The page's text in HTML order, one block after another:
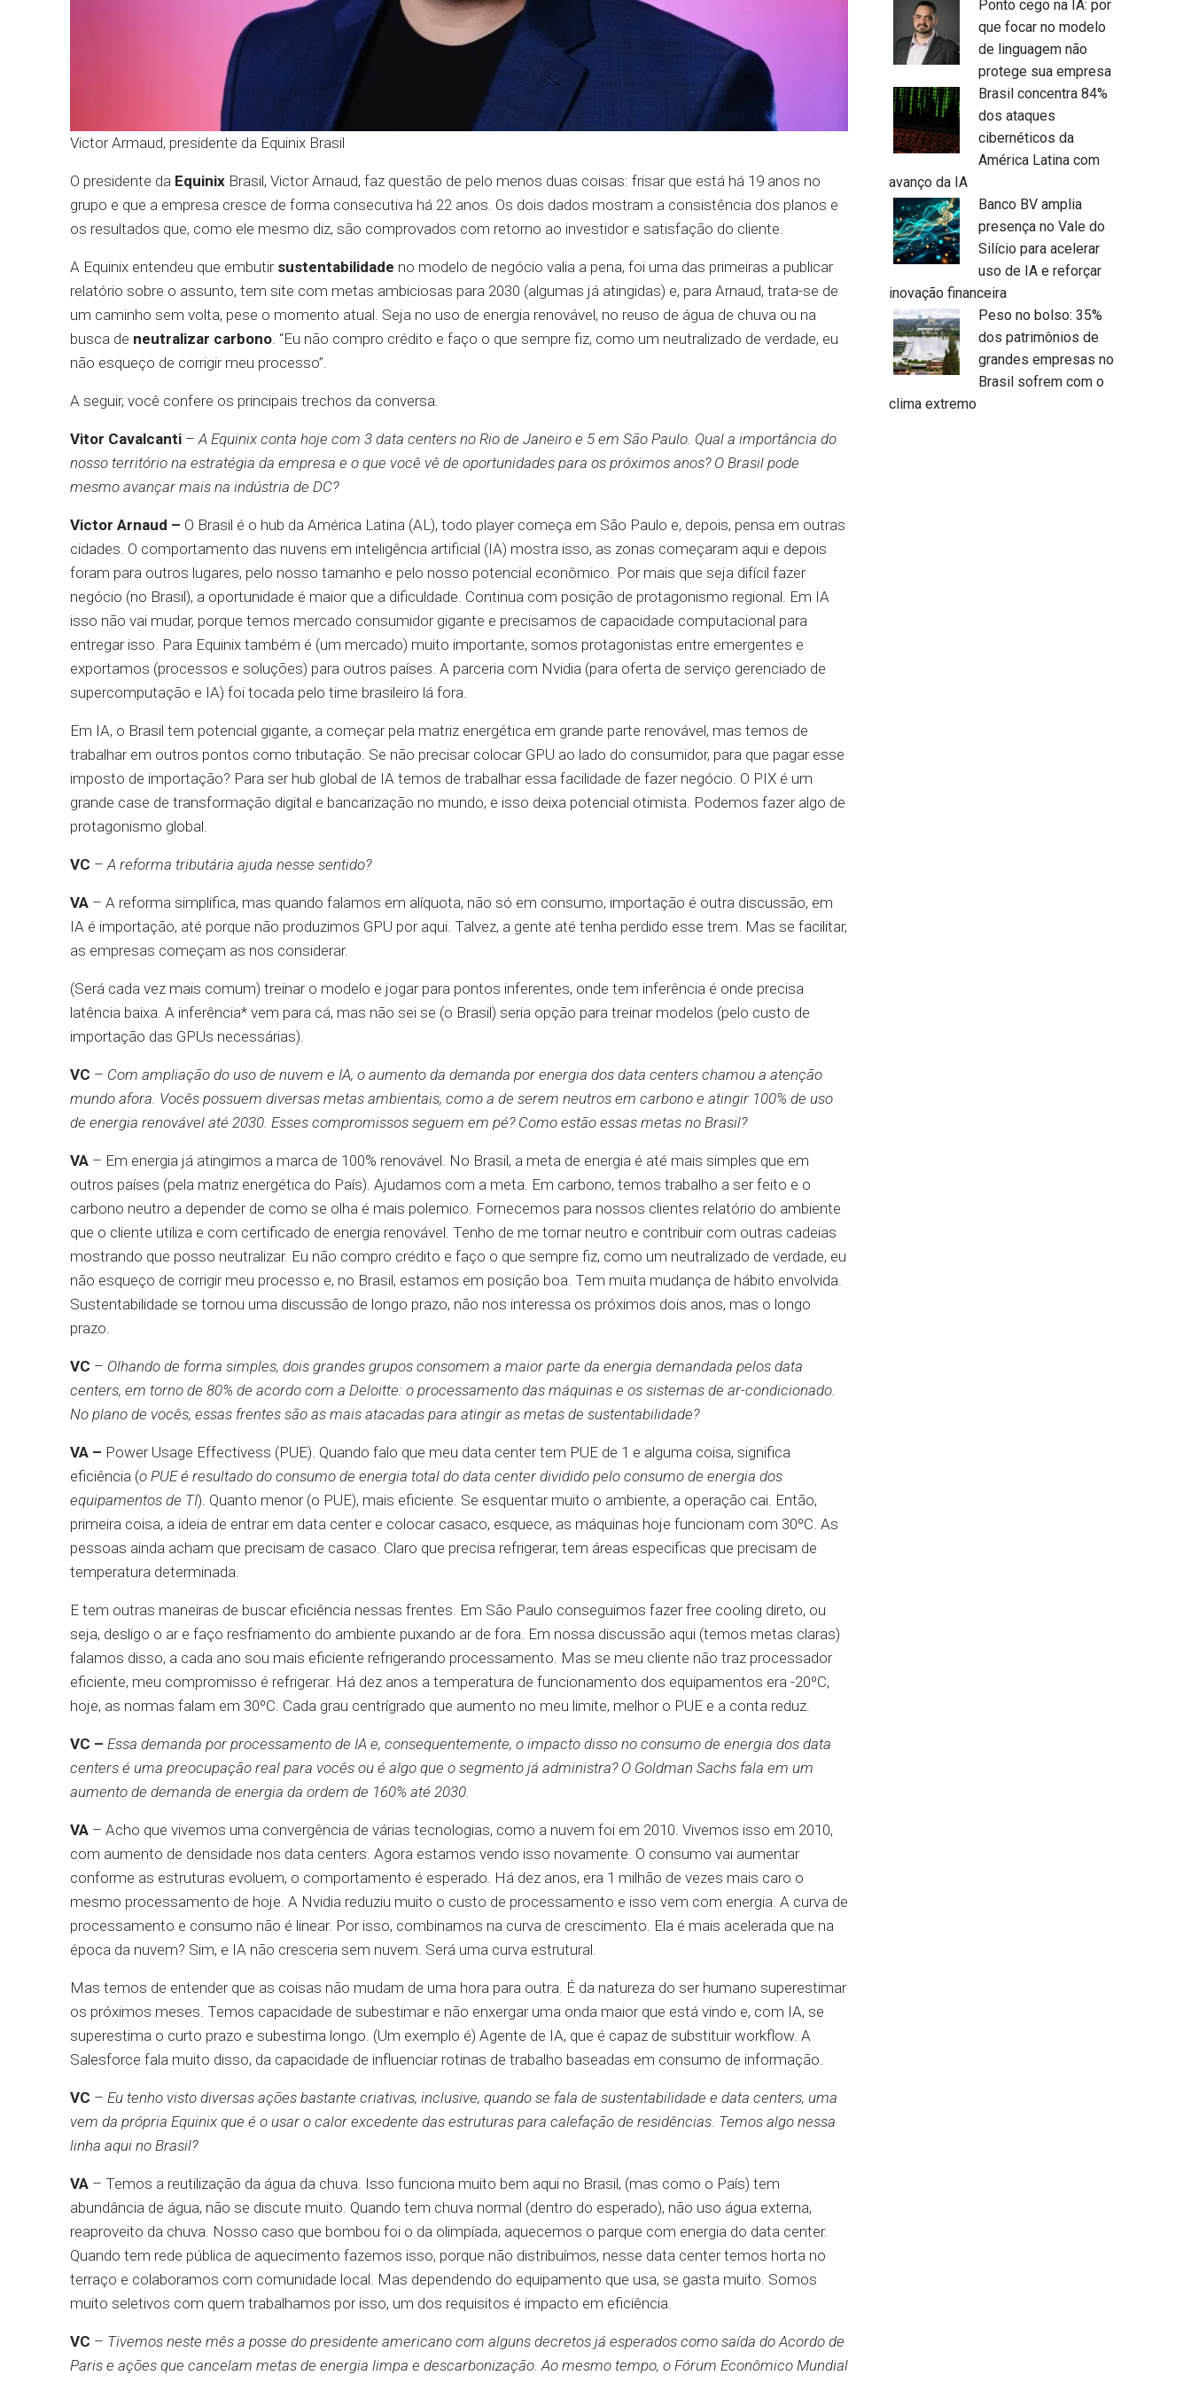
Victor Armaud, presidente da Equinix Brasil
O presidente da Equinix Brasil, Victor Arnaud, faz questão de pelo menos duas coisas: frisar que está há 19 anos no
grupo e que a empresa cresce de forma consecutiva há 22 anos. Os dois dados mostram a consistência dos planos e
os resultados que, como ele mesmo diz, são comprovados com retorno ao investidor e satisfação do cliente.
A Equinix entendeu que embutir sustentabilidade no modelo de negócio valia a pena, foi uma das primeiras a publicar
relatório sobre o assunto, tem site com metas ambiciosas para 2030 (algumas já atingidas) e, para Arnaud, trata-se de
um caminho sem volta, pese o momento atual. Seja no uso de energia renovável, no reuso de água de chuva ou na
busca de neutralizar carbono. “Eu não compro crédito e faço o que sempre fiz, como um neutralizado de verdade, eu
não esqueço de corrigir meu processo”.
A seguir, você confere os principais trechos da conversa.
Vitor Cavalcanti –A Equinix conta hoje com 3 data centers no Rio de Janeiro e 5 em São Paulo. Qual a importância do
nosso território na estratégia da empresa e o que você vê de oportunidades para os próximos anos? O Brasil pode
mesmo avançar mais na indústria de DC?
Victor Arnaud – O Brasil é o hub da América Latina (AL), todo player começa em São Paulo e, depois, pensa em outras
cidades. O comportamento das nuvens em inteligência artificial (IA) mostra isso, as zonas começaram aqui e depois
foram para outros lugares, pelo nosso tamanho e pelo nosso potencial econômico. Por mais que seja difícil fazer
negócio (no Brasil), a oportunidade é maior que a dificuldade. Continua com posição de protagonismo regional. Em IA
isso não vai mudar, porque temos mercado consumidor gigante e precisamos de capacidade computacional para
entregar isso. Para Equinix também é (um mercado) muito importante, somos protagonistas entre emergentes e
exportamos (processos e soluções) para outros países. A parceria com Nvidia (para oferta de serviço gerenciado de
supercomputação e IA) foi tocada pelo time brasileiro lá fora.
Em IA, o Brasil tem potencial gigante, a começar pela matriz energética em grande parte renovável, mas temos de
trabalhar em outros pontos como tributação. Se não precisar colocar GPU ao lado do consumidor, para que pagar esse
imposto de importação? Para ser hub global de IA temos de trabalhar essa facilidade de fazer negócio. O PIX é um
grande case de transformação digital e bancarização no mundo, e isso deixa potencial otimista. Podemos fazer algo de
protagonismo global.
VC –A reforma tributária ajuda nesse sentido?
VA – A reforma simplifica, mas quando falamos em alíquota, não só em consumo, importação é outra discussão, em
IA é importação, até porque não produzimos GPU por aqui. Talvez, a gente até tenha perdido esse trem. Mas se facilitar,
as empresas começam as nos considerar.
(Será cada vez mais comum) treinar o modelo e jogar para pontos inferentes, onde tem inferência é onde precisa
latência baixa. A inferência* vem para cá, mas não sei se (o Brasil) seria opção para treinar modelos (pelo custo de
importação das GPUs necessárias).
VC – Com ampliação do uso de nuvem e IA, o aumento da demanda por energia dos data centers chamou a atenção
mundo afora. Vocês possuem diversas metas ambientais, como a de serem neutros em carbono e atingir 100% de uso
de energia renovável até 2030. Esses compromissos seguem em pé? Como estão essas metas no Brasil?
VA – Em energia já atingimos a marca de 100% renovável. No Brasil, a meta de energia é até mais simples que em
outros países (pela matriz energética do País). Ajudamos com a meta. Em carbono, temos trabalho a ser feito e o
carbono neutro a depender de como se olha é mais polemico. Fornecemos para nossos clientes relatório do ambiente
que o cliente utiliza e com certificado de energia renovável. Tenho de me tornar neutro e contribuir com outras cadeias
mostrando que posso neutralizar. Eu não compro crédito e faço o que sempre fiz, como um neutralizado de verdade, eu
não esqueço de corrigir meu processo e, no Brasil, estamos em posição boa. Tem muita mudança de hábito envolvida.
Sustentabilidade se tornou uma discussão de longo prazo, não nos interessa os próximos dois anos, mas o longo
prazo.
VC – Olhando de forma simples, dois grandes grupos consomem a maior parte da energia demandada pelos data
centers, em torno de 80% de acordo com a Deloitte: o processamento das máquinas e os sistemas de ar-condicionado.
No plano de vocês, essas frentes são as mais atacadas para atingir as metas de sustentabilidade?
VA – Power Usage Effectivess (PUE). Quando falo que meu data center tem PUE de 1 e alguma coisa, significa
eficiência (o PUE é resultado do consumo de energia total do data center dividido pelo consumo de energia dos
equipamentos de TI). Quanto menor (o PUE), mais eficiente. Se esquentar muito o ambiente, a operação cai. Então,
primeira coisa, a ideia de entrar em data center e colocar casaco, esquece, as máquinas hoje funcionam com 30ºC. As
pessoas ainda acham que precisam de casaco. Claro que precisa refrigerar, tem áreas especificas que precisam de
temperatura determinada.
E tem outras maneiras de buscar eficiência nessas frentes. Em São Paulo conseguimos fazer free cooling direto, ou
seja, desligo o ar e faço resfriamento do ambiente puxando ar de fora. Em nossa discussão aqui (temos metas claras)
falamos disso, a cada ano sou mais eficiente refrigerando processamento. Mas se meu cliente não traz processador
eficiente, meu compromisso é refrigerar. Há dez anos a temperatura de funcionamento dos equipamentos era -20ºC,
hoje, as normas falam em 30ºC. Cada grau centrígrado que aumento no meu limite, melhor o PUE e a conta reduz.
VC – Essa demanda por processamento de IA e, consequentemente, o impacto disso no consumo de energia dos data
centers é uma preocupação real para vocês ou é algo que o segmento já administra? O Goldman Sachs fala em um
aumento de demanda de energia da ordem de 160% até 2030.
VA – Acho que vivemos uma convergência de várias tecnologias, como a nuvem foi em 2010. Vivemos isso em 2010,
com aumento de densidade nos data centers. Agora estamos vendo isso novamente. O consumo vai aumentar
conforme as estruturas evoluem, o comportamento é esperado. Há dez anos, era 1 milhão de vezes mais caro o
mesmo processamento de hoje. A Nvidia reduziu muito o custo de processamento e isso vem com energia. A curva de
processamento e consumo não é linear. Por isso, combinamos na curva de crescimento. Ela é mais acelerada que na
época da nuvem? Sim, e IA não cresceria sem nuvem. Será uma curva estrutural.
Mas temos de entender que as coisas não mudam de uma hora para outra. É da natureza do ser humano superestimar
os próximos meses. Temos capacidade de subestimar e não enxergar uma onda maior que está vindo e, com IA, se
superestima o curto prazo e subestima longo. (Um exemplo é) Agente de IA, que é capaz de substituir workflow. A
Salesforce fala muito disso, da capacidade de influenciar rotinas de trabalho baseadas em consumo de informação.
VC – Eu tenho visto diversas ações bastante criativas, inclusive, quando se fala de sustentabilidade e data centers, uma
vem da própria Equinix que é o usar o calor excedente das estruturas para calefação de residências. Temos algo nessa
linha aqui no Brasil?
VA – Temos a reutilização da água da chuva. Isso funciona muito bem aqui no Brasil, (mas como o País) tem
abundância de água, não se discute muito. Quando tem chuva normal (dentro do esperado), não uso água externa,
reaproveito da chuva. Nosso caso que bombou foi o da olimpíada, aquecemos o parque com energia do data center.
Quando tem rede pública de aquecimento fazemos isso, porque não distribuímos, nesse data center temos horta no
terraço e colaboramos com comunidade local. Mas dependendo do equipamento que usa, se gasta muito. Somos
muito seletivos com quem trabalhamos por isso, um dos requisitos é impacto em eficiência.
VC – Tivemos neste mês a posse do presidente americano com alguns decretos já esperados como saída do Acordo de
Paris e ações que cancelam metas de energia limpa e descarbonização. Ao mesmo tempo, o Fórum Econômico Mundial
Ponto cego na IA: por
que focar no modelo
de linguagem não
protege sua empresa
Brasil concentra 84%
dos ataques
cibernéticos da
América Latina com
avanço da IA
Banco BV amplia
presença no Vale do
Silício para acelerar
uso de IA e reforçar
inovação financeira
Peso no bolso: 35%
dos patrimônios de
grandes empresas no
Brasil sofrem com o
clima extremo